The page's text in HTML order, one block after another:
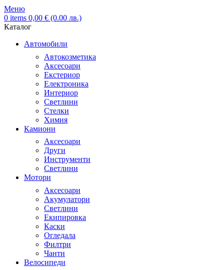
Меню
0 items 0,00 € (0.00 лв.)
Каталог
Автомобили
Автокозметика
Аксесоари
Екстериор
Електроника
Интериор
Светлини
Стелки
Химия
Камиони
Аксесоари
Други
Инструменти
Светлини
Мотори
Аксесоари
Акумулатори
Светлини
Екипировка
Каски
Огледала
Филтри
Чанти
Велосипеди